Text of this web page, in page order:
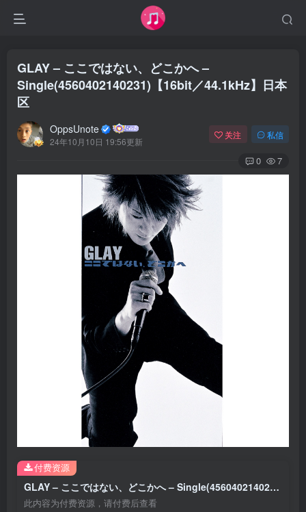
GLAY – ここではない、どこかへ –
Single(4560402140231)【16bit／44.1kHz】日本
区
OppsUnote
24年10月10日 19:56更新
关注 私信
0 7
GLAY – ここではない、どこかへ – Single(4560402140231)【16bit／44.1kHz】日本区
此内容为付费资源，请付费后查看
付费资源